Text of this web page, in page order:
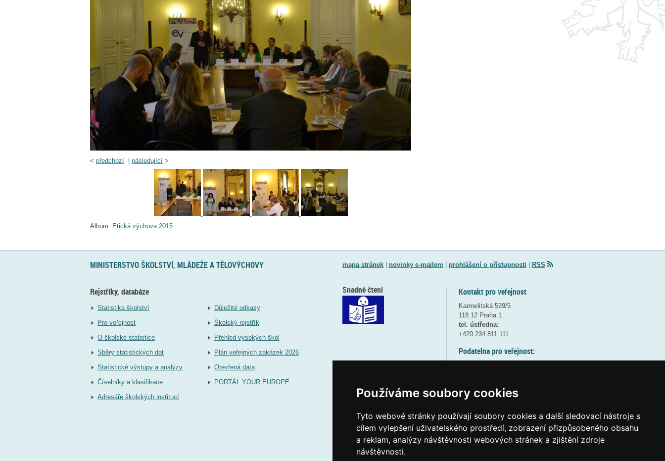
Používáme soubory cookies
Tyto webové stránky používají soubory cookies a další sledovací nástroje s
cílem vylepšení uživatelského prostředí, zobrazení přizpůsobeného obsahu
a reklam, analýzy návštěvnosti webových stránek a zjištění zdroje
návštěvnosti.
< předchozí následující >
Album: Etická výchova 2015
MINISTERSTVO ŠKOLSTVÍ, MLÁDEŽE A TĚLOVÝCHOVY mapa stránek| novinky e-mailem prohlášení o přístupnosti RSS
Rejstříky, databáze
Statistika školství
Pro veřejnost
O školské statistice
Sběry statistických dat
Statistické výstupy a analýzy
Číselníky a klasifikace
Adresáře školských institucí
Důležité odkazy
Školský rejstřík
Přehled vysokých škol
Plán veřejných zakázek 2026
Otevřená data
PORTÁL YOUR EUROPE
Kontakt pro veřejnost
Karmelitská 529/5
118 12 Praha 1
tel. ústředna:
+420 234 811 111
Podatelna pro veřejnost:
(více informací
Elektronická podatelna:
posta@msmtgov cz
Snadné čtení